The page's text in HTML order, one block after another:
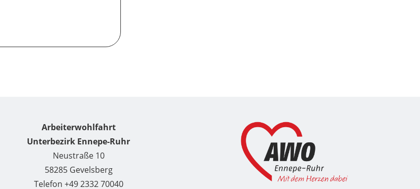
Arbeiterwohlfahrt
Unterbezirk Ennepe-Ruhr
Neustraße 10
58285 Gevelsberg
Telefon +49 2332 70040